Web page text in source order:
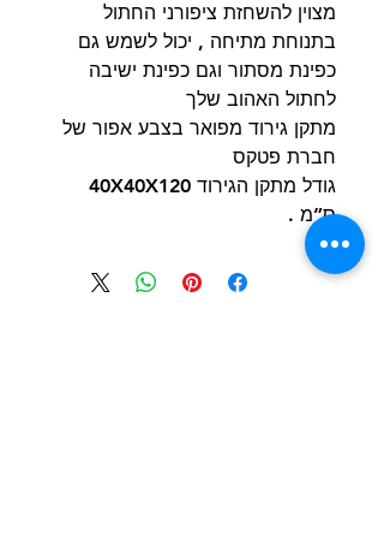
מצוין להשחזת ציפורני החתול
בתנוחת מתיחה , יכול לשמש גם
כפינת מסתור וגם כפינת ישיבה
לחתול האהוב שלך
מתקן גירוד מפואר בצבע אפור של
חברת פטקס
גודל מתקן הגירוד 40X40X120
ס”מ .